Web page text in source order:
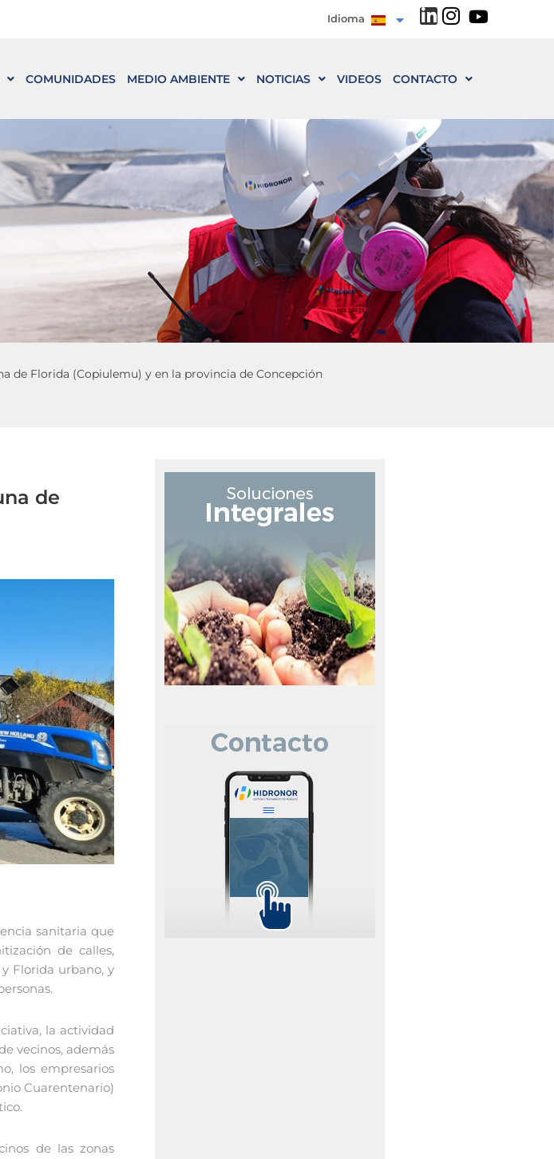
Idioma
COMUNIDADES MEDIO AMBIENTE NOTICIAS VIDEOS CONTACTO
de Florida (Copiulemu) y en la provincia de Concepción
de
sanitaria que
de calles,
Florida urbano, y
la actividad
vecinos, además
los empresarios
Cuarentenario)
de las zonas